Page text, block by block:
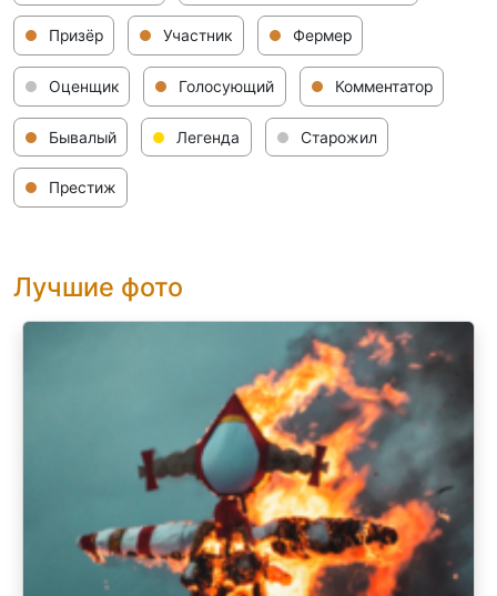
Призёр Участник Фермер
Оценщик Голосующий Комментатор
Бывалый Легенда Старожил
Престиж
Лучшие фото